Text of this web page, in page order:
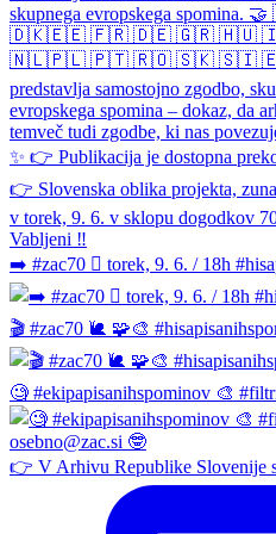
➡️ #zac70 🫆 torek, 9. 6. / 18h
🎬 #zac70 🐌 🧩🎨
🧐 #ekipapisanihspominov 🎨
👉 V Arhivu Republike Slovenije